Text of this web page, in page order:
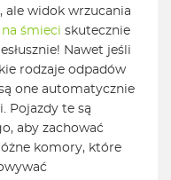
ale widok wrzucania
śmieci skutecznie
Nawet jeśli
rodzaje odpadów
one automatycznie
Pojazdy te są
aby zachować
komory, które